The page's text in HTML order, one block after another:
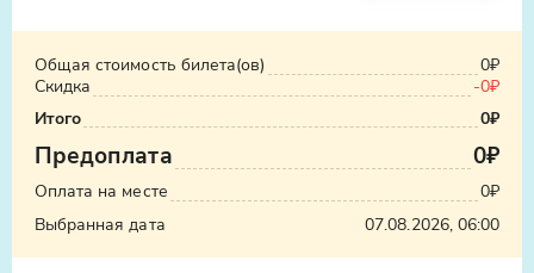
Общая стоимость билета(ов)
0₽
Скидка
-0₽
Итого
0₽
Предоплата 0₽
Оплата на месте
0₽
Выбранная дата
07.08.2026, 06:00